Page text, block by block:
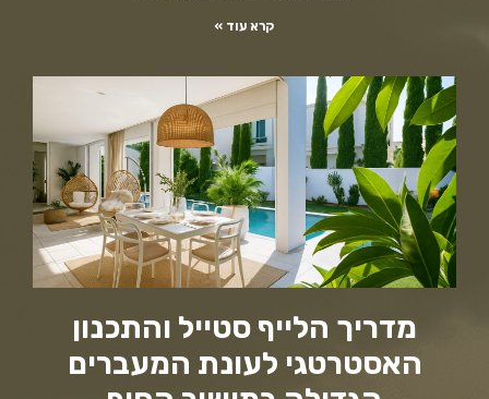
קרא עוד »
מדריך הלייף סטייל והתכנון
האסטרטגי לעונת המעברים